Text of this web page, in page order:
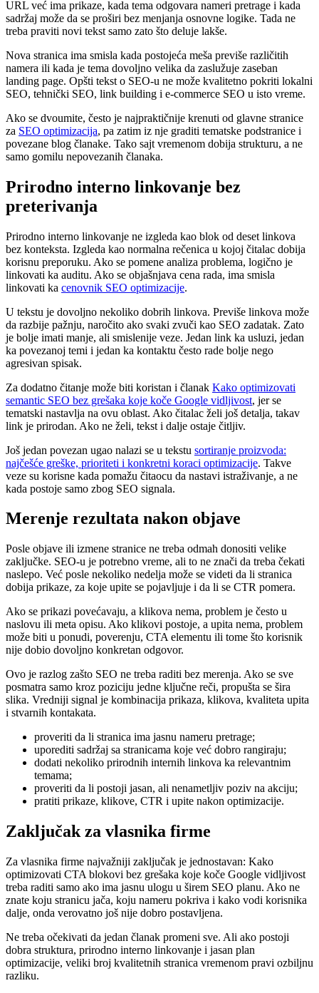
URL već ima prikaze, kada tema odgovara nameri pretrage i kada
sadržaj može da se proširi bez menjanja osnovne logike. Tada ne
treba praviti novi tekst samo zato što deluje lakše.
Nova stranica ima smisla kada postojeća meša previše različitih
namera ili kada je tema dovoljno velika da zaslužuje zaseban
landing page. Opšti tekst o SEO-u ne može kvalitetno pokriti lokalni
SEO, tehnički SEO, link building i e-commerce SEO u isto vreme.
Ako se dvoumite, često je najpraktičnije krenuti od glavne stranice
za SEO optimizacija, pa zatim iz nje graditi tematske podstranice i
povezane blog članake. Tako sajt vremenom dobija strukturu, a ne
samo gomilu nepovezanih članaka.
Prirodno interno linkovanje bez
preterivanja
Prirodno interno linkovanje ne izgleda kao blok od deset linkova
bez konteksta. Izgleda kao normalna rečenica u kojoj čitalac dobija
korisnu preporuku. Ako se pomene analiza problema, logično je
linkovati ka auditu. Ako se objašnjava cena rada, ima smisla
linkovati ka cenovnik SEO optimizacije.
U tekstu je dovoljno nekoliko dobrih linkova. Previše linkova može
da razbije pažnju, naročito ako svaki zvuči kao SEO zadatak. Zato
je bolje imati manje, ali smislenije veze. Jedan link ka usluzi, jedan
ka povezanoj temi i jedan ka kontaktu često rade bolje nego
agresivan spisak.
Za dodatno čitanje može biti koristan i članak Kako optimizovati
semantic SEO bez grešaka koje koče Google vidljivost, jer se
tematski nastavlja na ovu oblast. Ako čitalac želi još detalja, takav
link je prirodan. Ako ne želi, tekst i dalje ostaje čitljiv.
Još jedan povezan ugao nalazi se u tekstu sortiranje proizvoda:
najčešće greške, prioriteti i konkretni koraci optimizacije. Takve
veze su korisne kada pomažu čitaocu da nastavi istraživanje, a ne
kada postoje samo zbog SEO signala.
Merenje rezultata nakon objave
Posle objave ili izmene stranice ne treba odmah donositi velike
zaključke. SEO-u je potrebno vreme, ali to ne znači da treba čekati
naslepo. Već posle nekoliko nedelja može se videti da li stranica
dobija prikaze, za koje upite se pojavljuje i da li se CTR pomera.
Ako se prikazi povećavaju, a klikova nema, problem je često u
naslovu ili meta opisu. Ako klikovi postoje, a upita nema, problem
može biti u ponudi, poverenju, CTA elementu ili tome što korisnik
nije dobio dovoljno konkretan odgovor.
Ovo je razlog zašto SEO ne treba raditi bez merenja. Ako se sve
posmatra samo kroz poziciju jedne ključne reči, propušta se šira
slika. Vredniji signal je kombinacija prikaza, klikova, kvaliteta upita
i stvarnih kontakata.
proveriti da li stranica ima jasnu nameru pretrage;
uporediti sadržaj sa stranicama koje već dobro rangiraju;
dodati nekoliko prirodnih internih linkova ka relevantnim
temama;
proveriti da li postoji jasan, ali nenametljiv poziv na akciju;
pratiti prikaze, klikove, CTR i upite nakon optimizacije.
Zaključak za vlasnika firme
Za vlasnika firme najvažniji zaključak je jednostavan: Kako
optimizovati CTA blokovi bez grešaka koje koče Google vidljivost
treba raditi samo ako ima jasnu ulogu u širem SEO planu. Ako ne
znate koju stranicu jača, koju nameru pokriva i kako vodi korisnika
dalje, onda verovatno još nije dobro postavljena.
Ne treba očekivati da jedan članak promeni sve. Ali ako postoji
dobra struktura, prirodno interno linkovanje i jasan plan
optimizacije, veliki broj kvalitetnih stranica vremenom pravi ozbiljnu
razliku.